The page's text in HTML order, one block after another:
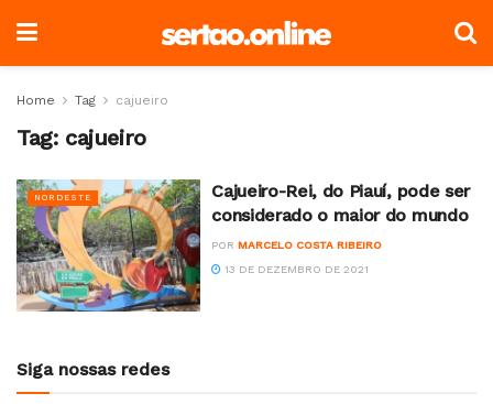
Home Tag cajueiro
Tag: cajueiro
NORDESTE
Cajueiro-Rei, do Piauí, pode ser
considerado o maior do mundo
POR MARCELO COSTA RIBEIRO
13 DE DEZEMBRO DE 2021
Siga nossas redes